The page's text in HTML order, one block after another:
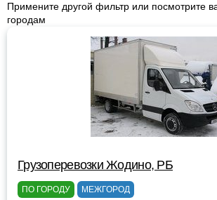
Примените другой фильтр или посмотрите
городам
Грузоперевозки Жодино, РБ
ПО ГОРОДУ МЕЖГОРОД